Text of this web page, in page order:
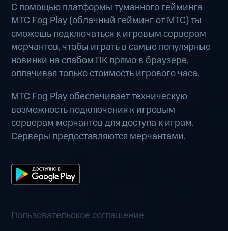
С помощью платформы туманного гейминга
МТС Fog Play (облачный гейминг от МТС) ты
сможешь подключаться к игровым серверам
мерчантов, чтобы играть в самые популярные
новинки на слабом ПК прямо в браузере,
оплачивая только стоимость игрового часа.
МТС Fog Play обеспечивает техническую
возможность подключения к игровым
серверам мерчантов для доступа к играм.
Серверы предоставляются мерчантами.
Пользовательское соглашение